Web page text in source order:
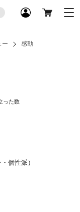
ー 感動
った数
個性派）